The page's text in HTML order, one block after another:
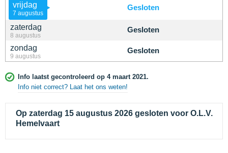
vrijdag
7 augustus
Gesloten
zaterdag
8 augustus
Gesloten
zondag
9 augustus
Gesloten
Info laatst gecontroleerd op 4 maart 2021.
Info niet correct? Laat het ons weten!
Op zaterdag 15 augustus 2026 gesloten voor O.L.V.
Hemelvaart